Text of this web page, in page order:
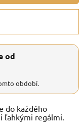
od
období.
do každého
ľahkými regálmi.